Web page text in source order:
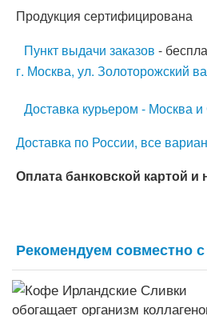
Продукция сертифицирована
Пункт выдачи заказов -
г. Москва, ул. Золоторожский
Доставка курьером - Москва
Доставка по России, все
Оплата банковской картой
Рекомендуем совместно